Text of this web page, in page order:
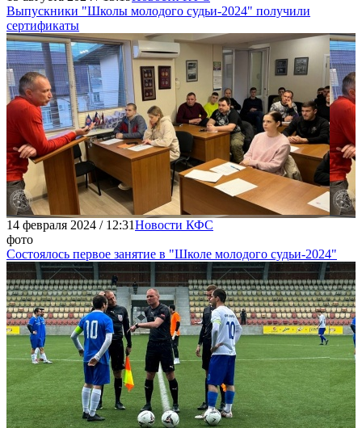
Выпускники "Школы молодого судьи-2024" получили
сертификаты
14 февраля 2024 / 12:31Новости КФС
фото
Состоялось первое занятие в "Школе молодого судьи-2024"